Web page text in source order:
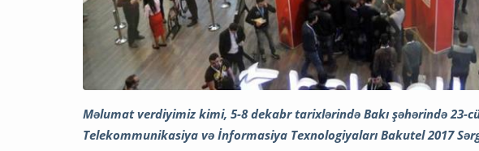
Məlumat verdiyimiz kimi, 5-8 dekabr tarixlərində Bakı şəhərində 23-
Telekommunikasiya və İnformasiya Texnologiyaları Bakutel 2017